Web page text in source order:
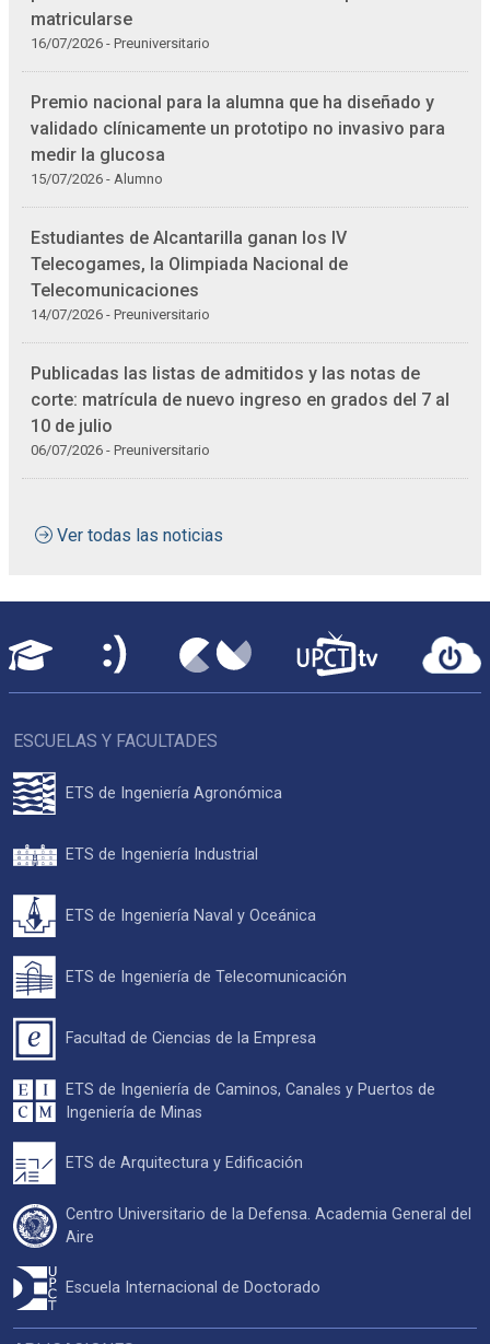
matricularse
16/07/2026 - Preuniversitario
Premio nacional para la alumna que ha diseñado y
validado clínicamente un prototipo no invasivo para
medir la glucosa
15/07/2026 - Alumno
Estudiantes de Alcantarilla ganan los IV
Telecogames, la Olimpiada Nacional de
Telecomunicaciones
14/07/2026 - Preuniversitario
Publicadas las listas de admitidos y las notas de
corte: matrícula de nuevo ingreso en grados del 7 al
10 de julio
06/07/2026 - Preuniversitario
Ver todas las noticias
ESCUELAS Y FACULTADES
ETS de Ingeniería Agronómica
ETS de Ingeniería Industrial
ETS de Ingeniería Naval y Oceánica
ETS de Ingeniería de Telecomunicación
Facultad de Ciencias de la Empresa
ETS de Ingeniería de Caminos, Canales y Puertos de
Ingeniería de Minas
ETS de Arquitectura y Edificación
Centro Universitario de la Defensa. Academia General del
Aire
Escuela Internacional de Doctorado